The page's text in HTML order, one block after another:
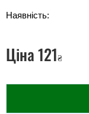
Наявність:
Ціна121₴